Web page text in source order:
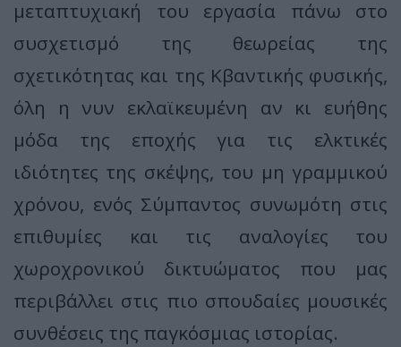
μεταπτυχιακή του εργασία πάνω στο
συσχετισμό της θεωρείας της
σχετικότητας και της Κβαντικής φυσικής,
όλη η νυν εκλαϊκευμένη αν κι ευήθης
μόδα της εποχής για τις ελκτικές
ιδιότητες της σκέψης, του μη γραμμικού
χρόνου, ενός Σύμπαντος συνωμότη στις
επιθυμίες και τις αναλογίες του
χωροχρονικού δικτυώματος που μας
περιβάλλει στις πιο σπουδαίες μουσικές
συνθέσεις της παγκόσμιας ιστορίας.